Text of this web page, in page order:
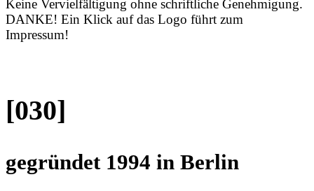
Keine Vervielfältigung ohne schriftliche Genehmigung.
DANKE! Ein Klick auf das Logo führt zum
Impressum!
[030]
gegründet 1994 in Berlin